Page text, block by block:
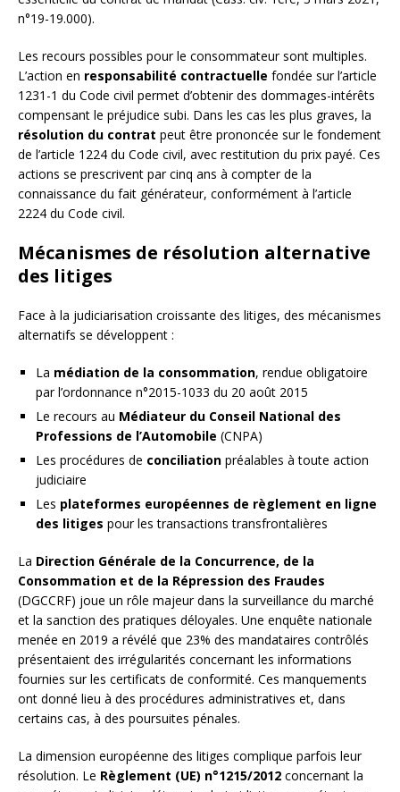
n°19-19.000).
Les recours possibles pour le consommateur sont multiples.
L’action en responsabilité contractuelle fondée sur l’article
1231-1 du Code civil permet d’obtenir des dommages-intérêts
compensant le préjudice subi. Dans les cas les plus graves, la
résolution du contrat peut être prononcée sur le fondement
de l’article 1224 du Code civil, avec restitution du prix payé. Ces
actions se prescrivent par cinq ans à compter de la
connaissance du fait générateur, conformément à l’article
2224 du Code civil.
Mécanismes de résolution alternative
des litiges
Face à la judiciarisation croissante des litiges, des mécanismes
alternatifs se développent :
La médiation de la consommation, rendue obligatoire
par l’ordonnance n°2015-1033 du 20 août 2015
Le recours au Médiateur du Conseil National des
Professions de l’Automobile (CNPA)
Les procédures de conciliation préalables à toute action
judiciaire
Les plateformes européennes de règlement en ligne
des litiges pour les transactions transfrontalières
La Direction Générale de la Concurrence, de la
Consommation et de la Répression des Fraudes
(DGCCRF) joue un rôle majeur dans la surveillance du marché
et la sanction des pratiques déloyales. Une enquête nationale
menée en 2019 a révélé que 23% des mandataires contrôlés
présentaient des irrégularités concernant les informations
fournies sur les certificats de conformité. Ces manquements
ont donné lieu à des procédures administratives et, dans
certains cas, à des poursuites pénales.
La dimension européenne des litiges complique parfois leur
résolution. Le Règlement (UE) n°1215/2012 concernant la